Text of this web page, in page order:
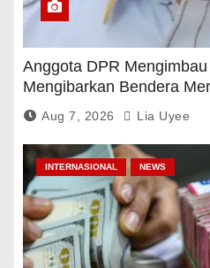
Anggota DPR
Mengibarkan Bendera
Tanda Rasa Terima Kasih
Aug 7, 2026 Lia Uyee
INTERNASIONAL NEWS